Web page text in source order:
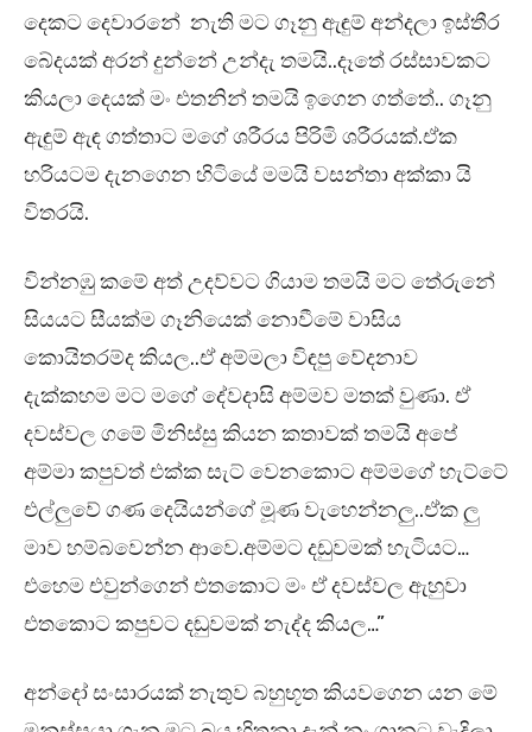
දෙකට දෙවාරනේ නැති මට ගෑනු ඇඳුම් අන්දලා ඉස්තීර
බේදයක් අරන් දුන්නේ උන්දැ තමයි..දෑතේ රස්සාවකට
කියලා දෙයක් මං එතනින් තමයි ඉගෙන ගත්තේ.. ගෑනු
ඇඳුම් ඇඳ ගත්තාට මගේ ශරීරය පිරිමි ශරීරයක්.ඒක
හරියටම දැනගෙන හිටියේ මමයි වසන්තා අක්කා යි
විතරයි.
වින්නඹු කමේ අත් උදව්වට ගියාම තමයි මට තේරුනේ
සියයට සීයක්ම ගෑනියෙක් නොවීමේ වාසිය
කොයිතරම්ද කියල..ඒ අම්මලා විඳපු වේදනාව
දැක්කහම මට මගේ දේවදාසි අම්මව මතක් වුණා. ඒ
දවස්වල ගමේ මිනිස්සු කියන කතාවක් තමයි අපේ
අම්මා කපුවත් එක්ක සැට් වෙනකොට අම්මගේ හැට්ටේ
එල්ලුවේ ගණ දෙයියන්ගේ මූණ වැහෙන්නලු..ඒක ලු
මාව හම්බවෙන්න ආවෙ.අම්මට දඩුවමක් හැටියට…
එහෙම එවුන්ගෙන් එතකොට මං ඒ දවස්වල ඇහුවා
එතකොට කපුවට දඬුවමක් නැද්ද කියල…”
අන්දෝ සංසාරයක් නැතුව බහුභූත කියවගෙන යන මේ